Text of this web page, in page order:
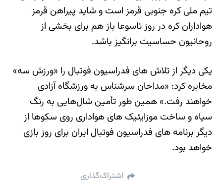
تیم ملی کره جنوبی قرمز است و شاید پیراهن قرمز
هواداران کره در روز تاسوعا باز هم برای بخشی از
روحانیون حساسیت برانگیز باشد.
یکی دیگر از تلاش های فدراسیون فوتبال را «ورزش سه»
مخابره کرد: «مداحان سرشناس به ورزشگاه آزادی
خواهند رفت.» همین طور تأمین شال‌هایی به رنگ
سیاه و ساخت موزایئیک های هواداری روی سکوها از
دیگر برنامه های فدراسیون فوتبال ایران برای روز بازی
خواهد بود.
اشتراک‌گذاری